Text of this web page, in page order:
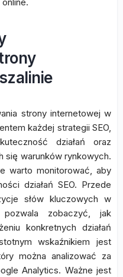
strony internetowej w
każdej strategii SEO,
działań oraz
się warunków rynkowych.
warto monitorować, aby
działań SEO. Przede
słów kluczowych w
zobaczyć, jak
konkretnych działań
wskaźnikiem jest
można analizować za
Analytics. Ważne jest